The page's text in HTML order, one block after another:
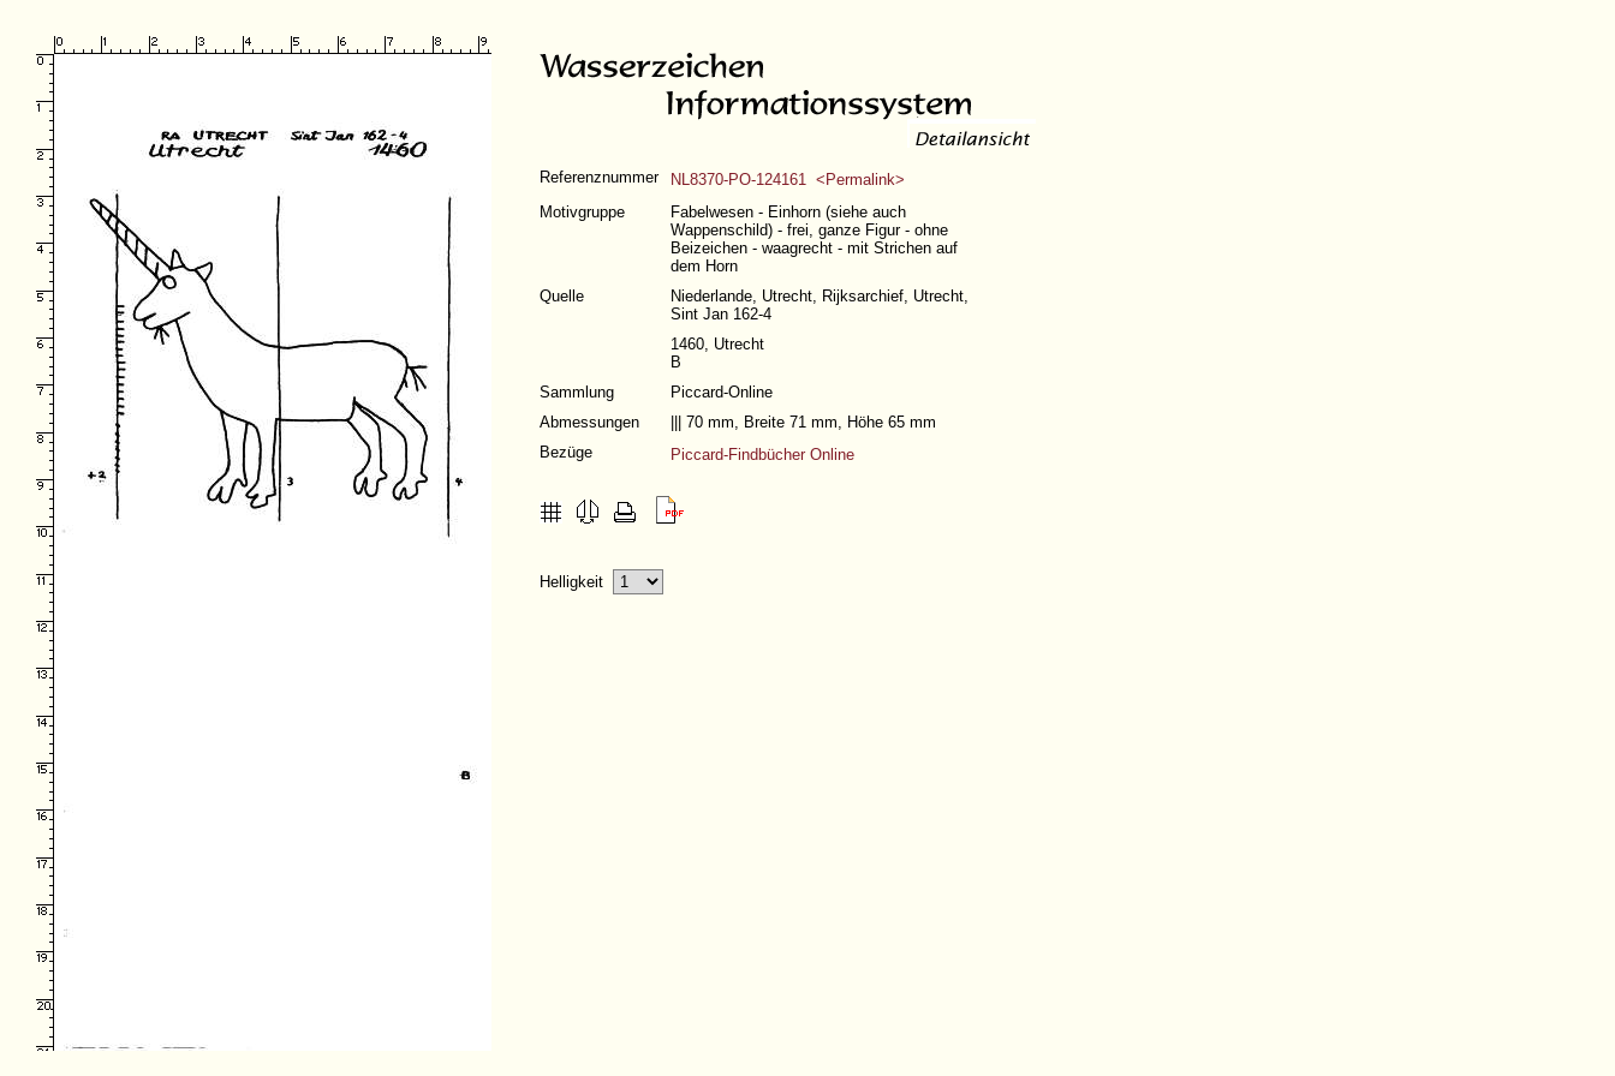
Referenznummer
NL8370-PO-124161 <Permalink>
Motivgruppe
Fabelwesen - Einhorn (siehe auch
Wappenschild) - frei, ganze Figur - ohne
Beizeichen - waagrecht - mit Strichen auf
dem Horn
Quelle
Niederlande, Utrecht, Rijksarchief, Utrecht,
Sint Jan 162-4
1460, Utrecht
B
Sammlung
Piccard-Online
Abmessungen
||| 70 mm, Breite 71 mm, Höhe 65 mm
Bezüge
Piccard-Findbücher Online
Helligkeit